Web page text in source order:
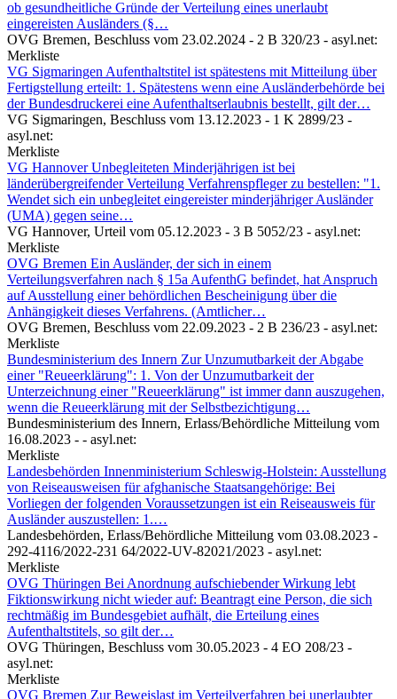
ob gesundheitliche Gründe der Verteilung eines unerlaubt
eingereisten Ausländers (§…
OVG Bremen, Beschluss vom 23.02.2024 - 2 B 320/23 - asyl.net:
Merkliste
VG Sigmaringen Aufenthaltstitel ist spätestens mit Mitteilung über
Fertigstellung erteilt: 1. Spätestens wenn eine Ausländerbehörde bei
der Bundesdruckerei eine Aufenthaltserlaubnis bestellt, gilt der…
VG Sigmaringen, Beschluss vom 13.12.2023 - 1 K 2899/23 -
asyl.net:
Merkliste
VG Hannover Unbegleiteten Minderjährigen ist bei
länderübergreifender Verteilung Verfahrenspfleger zu bestellen: "1.
Wendet sich ein unbegleitet eingereister minderjähriger Ausländer
(UMA) gegen seine…
VG Hannover, Urteil vom 05.12.2023 - 3 B 5052/23 - asyl.net:
Merkliste
OVG Bremen Ein Ausländer, der sich in einem
Verteilungsverfahren nach § 15a AufenthG befindet, hat Anspruch
auf Ausstellung einer behördlichen Bescheinigung über die
Anhängigkeit dieses Verfahrens. (Amtlicher…
OVG Bremen, Beschluss vom 22.09.2023 - 2 B 236/23 - asyl.net:
Merkliste
Bundesministerium des Innern Zur Unzumutbarkeit der Abgabe
einer "Reueerklärung": 1. Von der Unzumutbarkeit der
Unterzeichnung einer "Reueerklärung" ist immer dann auszugehen,
wenn die Reueerklärung mit der Selbstbezichtigung…
Bundesministerium des Innern, Erlass/Behördliche Mitteilung vom
16.08.2023 - - asyl.net:
Merkliste
Landesbehörden Innenministerium Schleswig-Holstein: Ausstellung
von Reiseausweisen für afghanische Staatsangehörige: Bei
Vorliegen der folgenden Voraussetzungen ist ein Reiseausweis für
Ausländer auszustellen: 1.…
Landesbehörden, Erlass/Behördliche Mitteilung vom 03.08.2023 -
292-4116/2022-231 64/2022-UV-82021/2023 - asyl.net:
Merkliste
OVG Thüringen Bei Anordnung aufschiebender Wirkung lebt
Fiktionswirkung nicht wieder auf: Beantragt eine Person, die sich
rechtmäßig im Bundesgebiet aufhält, die Erteilung eines
Aufenthaltstitels, so gilt der…
OVG Thüringen, Beschluss vom 30.05.2023 - 4 EO 208/23 -
asyl.net:
Merkliste
OVG Bremen Zur Beweislast im Verteilverfahren bei unerlaubter